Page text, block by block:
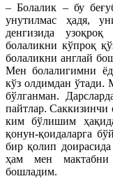
– Болалик – бу
унутилмас ҳадя,
денгизида
болаликни кўпроқ
болаликни англай
Мен болалигимни
кўз олдимдан ўтади.
бўлганман.
пайтлар. Саккизинчи
ким бўлишим
қонун-қоидаларга
бир қолип
ҳам мен
бошладим.